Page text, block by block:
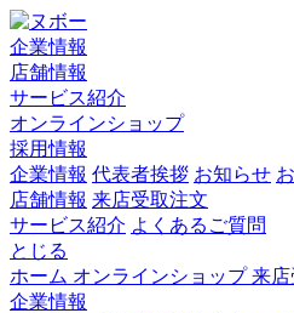
企業情報
店舗情報
サービス紹介
オンラインショップ
採用情報
企業情報 代表者挨拶 お知らせ
店舗情報 来店受取注文
サービス紹介 よくあるご質問
とじる
ホーム オンラインショップ来店
企業情報